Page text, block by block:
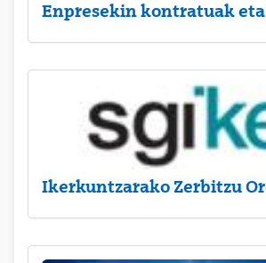
Enpresekin kontratuak
Ikerkuntzarako Zerbitzu